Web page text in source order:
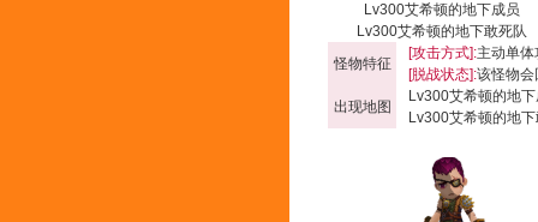
Lv300艾希顿的地下成员
Lv300艾希顿的地下敢死队
怪物特征
[攻击方式]:主动单体
[脱战状态]:该怪物会
出现地图
Lv300艾希顿的地
Lv300艾希顿的地